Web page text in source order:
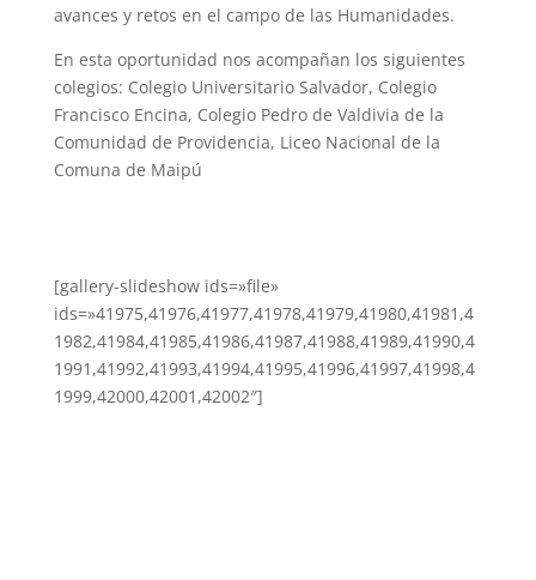
avances y retos en el campo de las Humanidades.
En esta oportunidad nos acompañan los siguientes
colegios: Colegio Universitario Salvador, Colegio
Francisco Encina, Colegio Pedro de Valdivia de la
Comunidad de Providencia, Liceo Nacional de la
Comuna de Maipú
[gallery-slideshow ids=»file»
ids=»41975,41976,41977,41978,41979,41980,41981,4
1982,41984,41985,41986,41987,41988,41989,41990,4
1991,41992,41993,41994,41995,41996,41997,41998,4
1999,42000,42001,42002″]